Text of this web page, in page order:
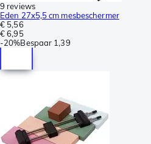
9 reviews
Eden 27x5,5 cm mesbeschermer
€ 5,56
€ 6,95
-20%Bespaar 1,39